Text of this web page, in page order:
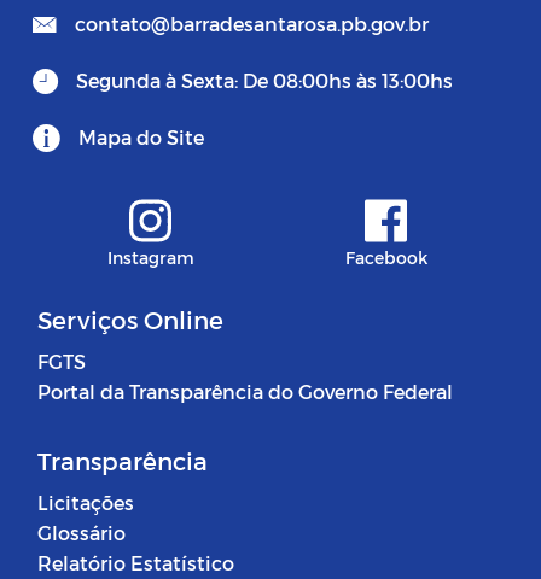
contato@barradesantarosa.pb.gov.br
Segunda à Sexta: De 08:00hs às 13:00hs
Mapa do Site
Instagram Facebook
Serviços Online
FGTS
Portal da Transparência do Governo Federal
Transparência
Licitações
Glossário
Relatório Estatístico